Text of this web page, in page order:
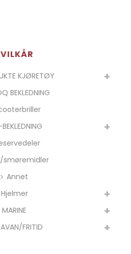
VILKÅR
KJØRETØY
BEKLEDNING
smøremidler
Annet
Hjelmer
MARINE
FRITID